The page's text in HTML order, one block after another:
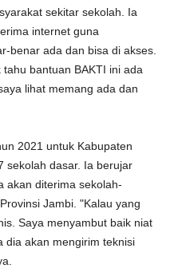
sekitar sekolah. Ia
internet guna
benar ada dan bisa di akses.
bantuan BAKTI ini ada
lihat memang ada dan
2021 untuk Kabupaten
sekolah dasar. Ia berujar
akan diterima sekolah-
Jambi. "Kalau yang
Saya menyambut baik niat
dia akan mengirim teknisi